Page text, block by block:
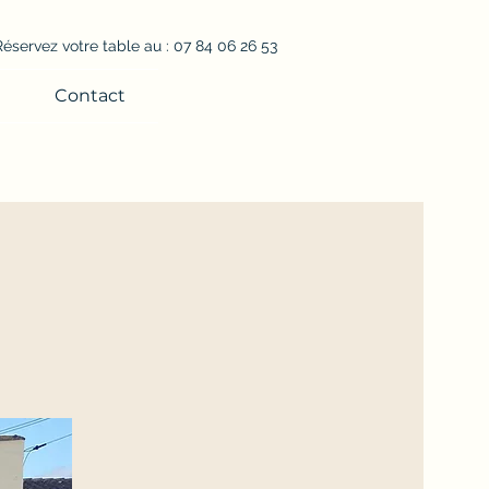
Contact
votre table au : 07 84 06 26 53